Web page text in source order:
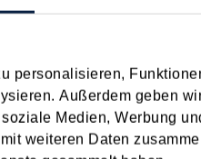
personalisieren,
Außerdem geben
Medien, Werbung
weiteren Daten
2028
einige Verschärfungen im
Aspekte und "Sparmaßnahmen" werden nachfolgend überblicksmäßig dargestellt. Erhöhter...